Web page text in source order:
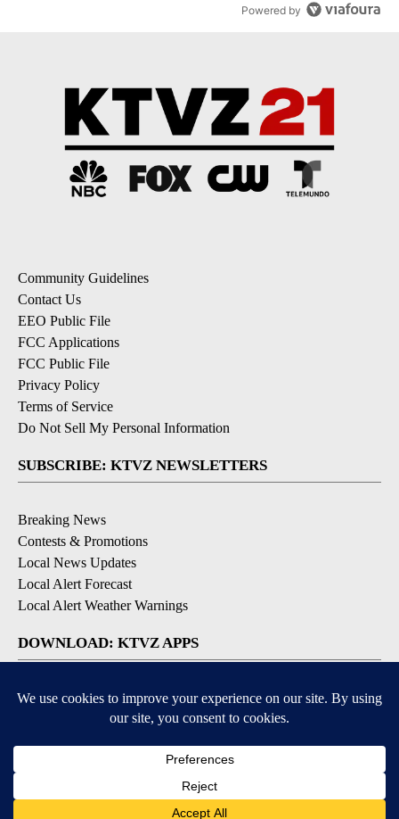
Powered by
Community Guidelines
Contact Us
EEO Public File
FCC Applications
FCC Public File
Privacy Policy
Terms of Service
Do Not Sell My Personal Information
SUBSCRIBE: KTVZ NEWSLETTERS
Breaking News
Contests & Promotions
Local News Updates
Local Alert Forecast
Local Alert Weather Warnings
DOWNLOAD: KTVZ APPS
Apple & Google Play Stores